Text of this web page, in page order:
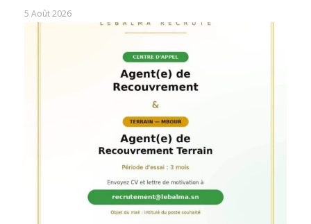
5 Août 2026